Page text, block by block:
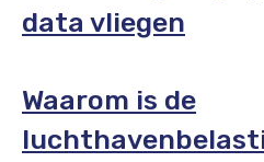
data vliegen
Waarom is de